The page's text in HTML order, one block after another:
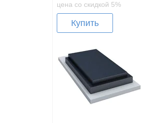
цена со скидкой 5%
Купить